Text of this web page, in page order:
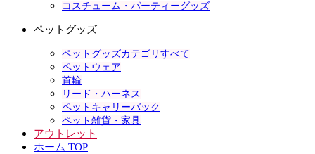
コスチューム・パーティーグッズ
ペットグッズ
ペットグッズカテゴリすべて
ペットウェア
首輪
リード・ハーネス
ペットキャリーバック
ペット雑貨・家具
アウトレット
ホーム TOP